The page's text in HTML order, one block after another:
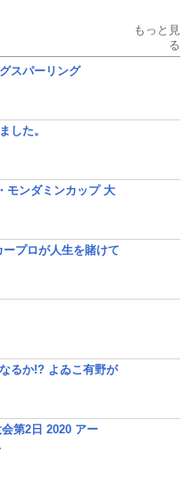
もっと見
る
スパーリング
した。
モンダミンカップ 大
ープロが人生を賭けて
るか!? よゐこ有野が
第2日 2020 アー